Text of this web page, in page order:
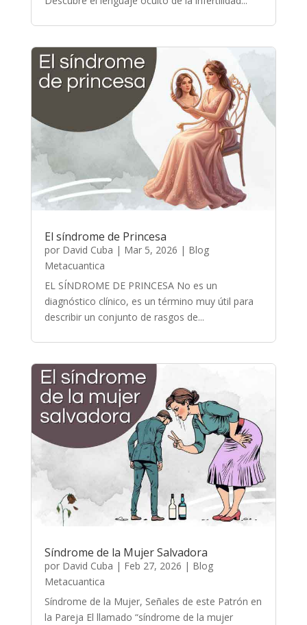
El síndrome de Princesa
por David Cuba | Mar 5, 2026 | Blog
Metacuantica
EL SÍNDROME DE PRINCESA No es un
diagnóstico clínico, es un término muy útil para
describir un conjunto de rasgos de...
Síndrome de la Mujer Salvadora
por David Cuba | Feb 27, 2026 | Blog
Metacuantica
Síndrome de la Mujer, Señales de este Patrón en
la Pareja El llamado “síndrome de la mujer